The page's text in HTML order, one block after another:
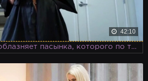
42:10
Бухая мачеха соблазняет пасынка, которого по трезвости никак не могла совратить